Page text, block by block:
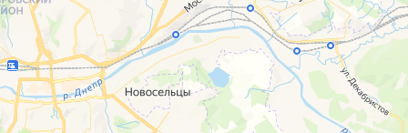
Почта: info@clinica-boli.ru
Номер телефона:
+7 (4812) 25-25-00
Пн-пт 8:00 - 20:00 сб-вс 9:00 - 18:00
ул. Шевченко, 65